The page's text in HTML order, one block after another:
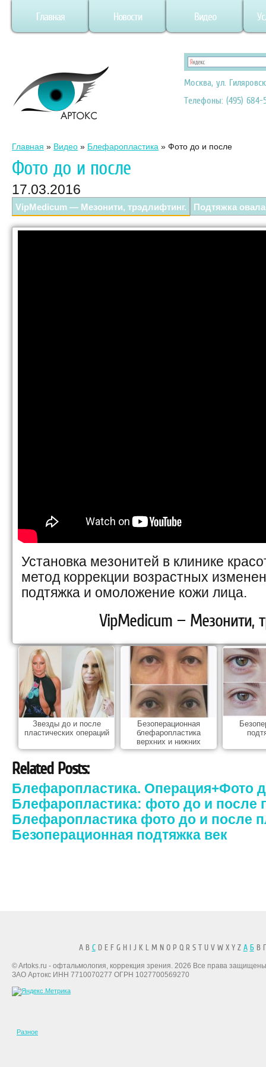
Главная Новости Видео
Москва, ул.
Телефоны: (495) 684-
Главная » Видео » Блефаропластика » Фото до и после
Фото до и после
17.03.2016
VipMedicum — Мезонити, трэдлифтинг.
Установка мезонитей в клинике
метод коррекции возрастных
подтяжка и омоложение кожи лица.
VipMedicum — Мезонити,
Звезды до и после
пластических операций
Безоперационная
блефаропластика
верхних и нижних
Related Posts:
Блефаропластика. Операция+Фото
Блефаропластика: фото до и после
Блефаропластика фото до и после
Безоперационная подтяжка век
A B CD E F G H I J K L M N O P Q R S T U V W X Y Z А БВ
© Artoks.ru - офтальмология, коррекция зрения. 2026 Все права
ЗАО Артокс ИНН 7710070277 ОГРН 1027700569270
Разное